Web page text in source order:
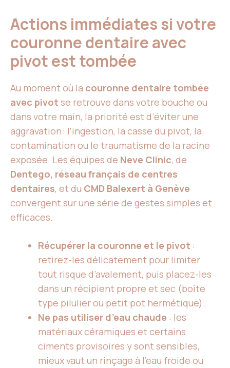
Actions immédiates si votre
couronne dentaire avec
pivot est tombée
Au moment où la couronne dentaire tombée
avec pivot se retrouve dans votre bouche ou
dans votre main, la priorité est d’éviter une
aggravation : l’ingestion, la casse du pivot, la
contamination ou le traumatisme de la racine
exposée. Les équipes de Neve Clinic, de
Dentego, réseau français de centres
dentaires, et du CMD Balexert à Genève
convergent sur une série de gestes simples et
efficaces.
Récupérer la couronne et le pivot :
retirez-les délicatement pour limiter
tout risque d’avalement, puis placez-les
dans un récipient propre et sec (boîte
type pilulier ou petit pot hermétique).
Ne pas utiliser d’eau chaude : les
matériaux céramiques et certains
ciments provisoires y sont sensibles,
mieux vaut un rinçage à l’eau froide ou